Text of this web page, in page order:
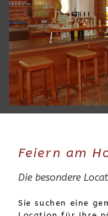
Feiern am
Die besondere
Sie suchen eine